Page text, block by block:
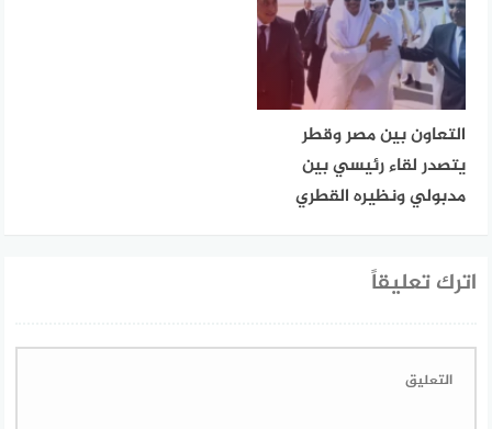
التعاون بين مصر وقطر
يتصدر لقاء رئيسي بين
مدبولي ونظيره القطري
اترك تعليقاً